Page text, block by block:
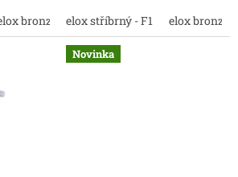
bronz - F4 elox nerez - F9 bílá
bezpečnostní kování R.114.ZA
.TB3
elox stříbrný - F1 elox bronz -
Novinka